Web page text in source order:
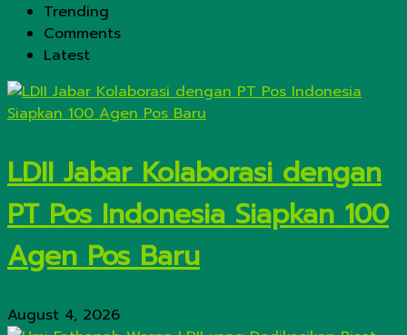
Trending
Comments
Latest
LDII Jabar Kolaborasi dengan
PT Pos Indonesia Siapkan 100
Agen Pos Baru
August 4, 2026